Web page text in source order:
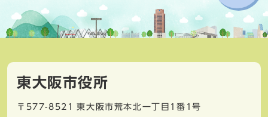
東大阪市役所
〒577-8521
東大阪市荒本北一丁目1番1号